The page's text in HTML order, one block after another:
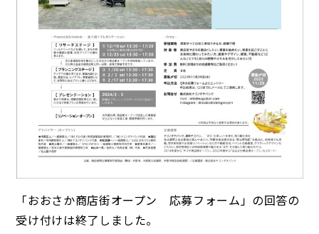
「おおさか商店街オープン 応募フォーム」の回答の
受け付けは終了しました。